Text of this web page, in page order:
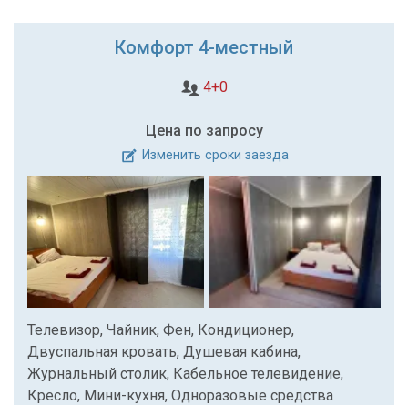
Комфорт 4-местный
4+0
Цена по запросу
Изменить сроки заезда
Телевизор, Чайник, Фен, Кондиционер,
Двуспальная кровать, Душевая кабина,
Журнальный столик, Кабельное телевидение,
Кресло, Мини-кухня, Одноразовые средства